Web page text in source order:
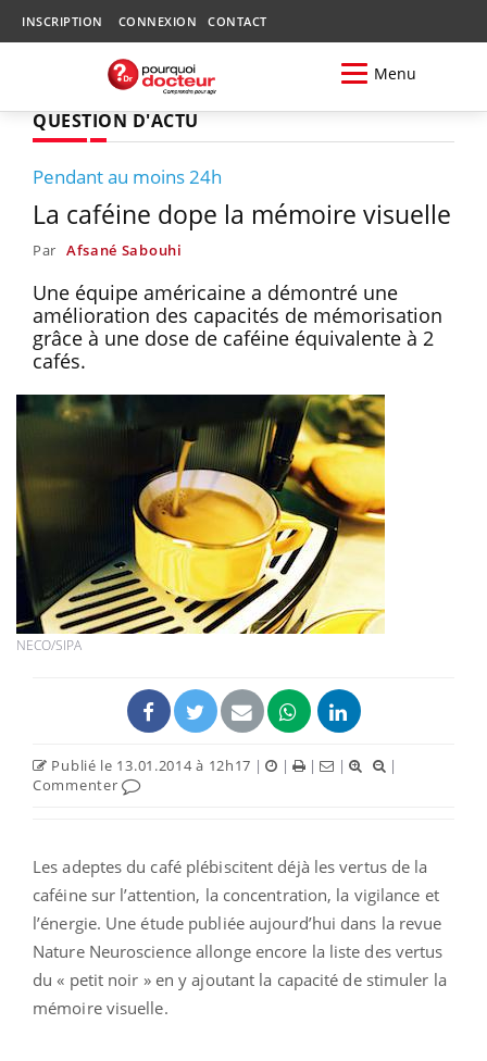
INSCRIPTION CONNEXION CONTACT
Menu
QUESTION D'ACTU
Pendant au moins 24h
La caféine dope la mémoire visuelle
Par Afsané Sabouhi
Une équipe américaine a démontré une
amélioration des capacités de mémorisation
grâce à une dose de caféine équivalente à 2
cafés.
NECO/SIPA
Publié le 13.01.2014 à 12h17 | | | |
|
Commenter
Les adeptes du café plébiscitent déjà les vertus de la
caféine sur l’attention, la concentration, la vigilance et
l’énergie. Une étude publiée aujourd’hui dans la revue
Nature Neuroscience allonge encore la liste des vertus
du « petit noir » en y ajoutant la capacité de stimuler la
mémoire visuelle.